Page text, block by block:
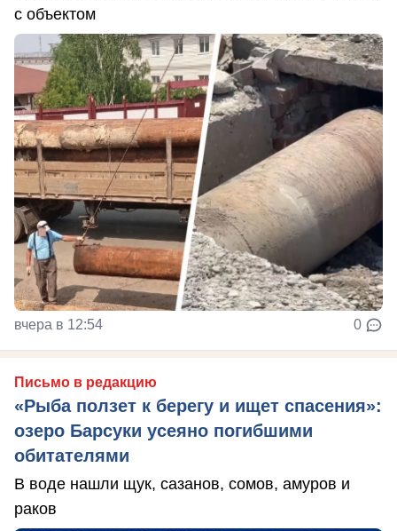
с объектом
вчера в 12:54 0
Письмо в редакцию
«Рыба ползет к берегу и ищет спасения»:
озеро Барсуки усеяно погибшими
обитателями
В воде нашли щук, сазанов, сомов, амуров и
раков